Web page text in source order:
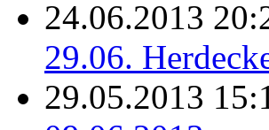
24.06.2013
29.06.
29.05.2013